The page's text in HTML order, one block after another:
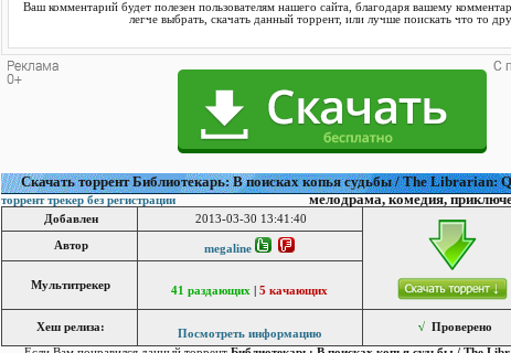
Ваш комментарий будет полезен пользователям нашего сайта, благодаря вашему
легче выбрать, скачать данный торрент, или лучше поискать что то
Cкачать торрент Библиотекарь: В поисках копья судьбы / The Librarian:
мелодрама, комедия,
торрент трекер без регистрации
Добавлен
2013-03-30 13:41:40
Автор megaline
Мультитрекер 41 раздающих 5 качающих
Хеш релиза:
Посмотреть информацию
√ Проверено